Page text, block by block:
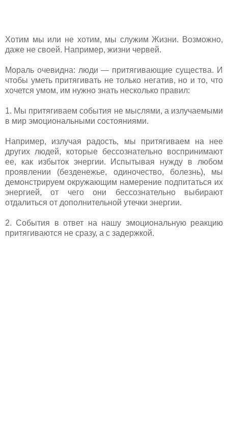
Хотим мы или не хотим, мы служим Жизни. Возможно,
даже не своей. Например, жизни червей.
Мораль очевидна: люди — притягивающие существа. И
чтобы уметь притягивать не только негатив, но и то, что
хочется умом, им нужно знать несколько правил:
1. Мы притягиваем события не мыслями, а излучаемыми
в мир эмоциональными состояниями.
Например, излучая радость, мы притягиваем на нее
других людей, которые бессознательно воспринимают
ее, как избыток энергии. Испытывая нужду в любом
проявлении (безденежье, одиночество, болезнь), мы
демонстрируем окружающим намерение подпитаться их
энергией, от чего они бессознательно выбирают
отдалиться от дополнительной утечки энергии.
2. События в ответ на нашу эмоциональную реакцию
притягиваются не сразу, а с задержкой.